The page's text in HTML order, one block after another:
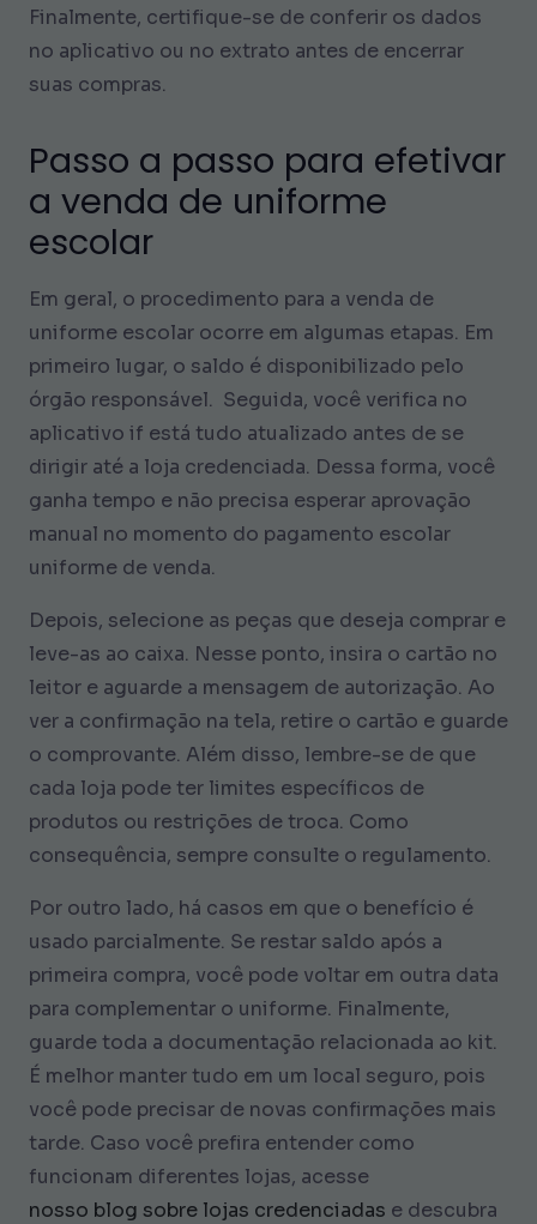
Finalmente, certifique-se de conferir os dados
no aplicativo ou no extrato antes de encerrar
suas compras.
Passo a passo para efetivar
a venda de uniforme
escolar
Em geral, o procedimento para a venda de
uniforme escolar ocorre em algumas etapas. Em
primeiro lugar, o saldo é disponibilizado pelo
órgão responsável. Seguida, você verifica no
aplicativo if está tudo atualizado antes de se
dirigir até a loja credenciada. Dessa forma, você
ganha tempo e não precisa esperar aprovação
manual no momento do pagamento escolar
uniforme de venda.
Depois, selecione as peças que deseja comprar e
leve-as ao caixa. Nesse ponto, insira o cartão no
leitor e aguarde a mensagem de autorização. Ao
ver a confirmação na tela, retire o cartão e guarde
o comprovante. Além disso, lembre-se de que
cada loja pode ter limites específicos de
produtos ou restrições de troca. Como
consequência, sempre consulte o regulamento.
Por outro lado, há casos em que o benefício é
usado parcialmente. Se restar saldo após a
primeira compra, você pode voltar em outra data
para complementar o uniforme. Finalmente,
guarde toda a documentação relacionada ao kit.
É melhor manter tudo em um local seguro, pois
você pode precisar de novas confirmações mais
tarde. Caso você prefira entender como
funcionam diferentes lojas, acesse
nosso blog sobre lojas credenciadas e descubra